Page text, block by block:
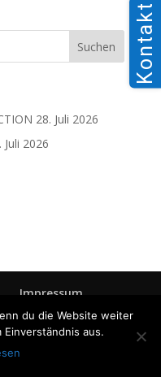
28. Juli 2026
Juli 2026
Impressum
Kontakt
du die Website weiter
aus.